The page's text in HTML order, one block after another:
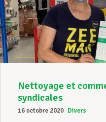
Nettoyage et
syndicales
16 octobre 2020 Divers